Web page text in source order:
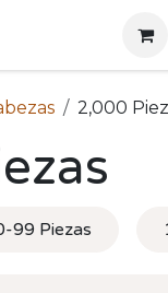
Acerca de Nosotros
2,000
99 Piezas